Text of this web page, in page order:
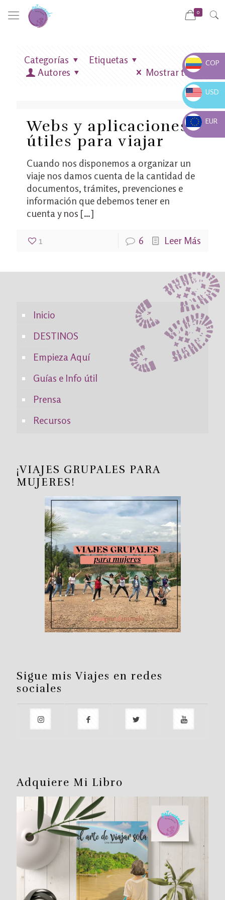
0
Categorías
Etiquetas
Autores
Mostrar todo
Webs y aplicaciones
útiles para viajar
Cuando nos disponemos a organizar un
viaje nos damos cuenta de la cantidad de
documentos, trámites, prevenciones e
información que debemos tener en
cuenta y nos […]
1 6 Leer Más
Inicio
DESTINOS
Empieza Aquí
Guías e Info útil
Prensa
Recursos
¡VIAJES GRUPALES PARA
MUJERES!
Sigue mis Viajes en redes
sociales
Adquiere Mi Libro
COP $
COP
USD $
USD
EUR €
EUR